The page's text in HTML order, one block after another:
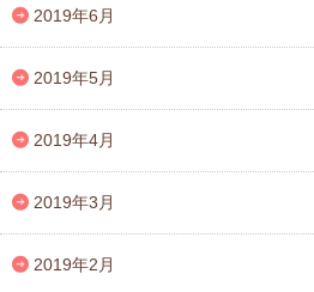
2019年6月
2019年5月
2019年4月
2019年3月
2019年2月